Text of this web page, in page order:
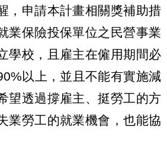
，申請本計畫相關獎補助措
業保險投保單位之民營事業
學校，且雇主在僱用期間必
以上，並且不能有實施減
望透過撐雇主、挺勞工的方
業勞工的就業機會，也能協